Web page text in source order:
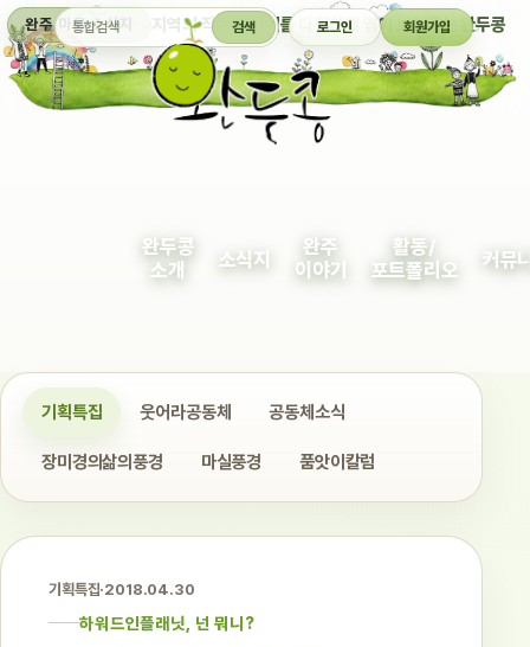
완주 마을 소식지 지역의 작은 이야기를 다정하게 엮어 보여주는 완두콩
통합검색 검색 로그인 회원가입
완두콩
소개
소식지
완주
이야기
활동/
포트폴리오
커뮤
기획특집 웃어라공동체 공동체소식
장미경의삶의풍경 마실풍경 품앗이칼럼
기획특집·2018.04.30
하워드인플래닛, 넌 뭐니?